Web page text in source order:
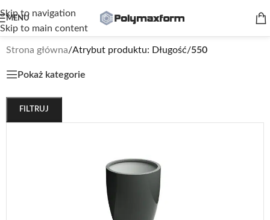
Skip to navigation
Skip to main content
MENU
Strona główna/Atrybut produktu: Długość/550
Pokaż kategorie
FILTRUJ